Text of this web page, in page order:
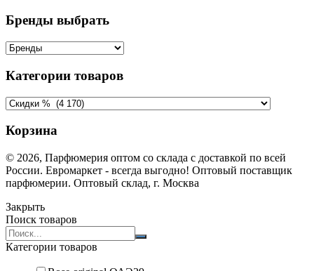
Бренды выбрать
Категории товаров
Корзина
© 2026, Парфюмерия оптом со склада с доставкой по всей
России. Евромаркет - всегда выгодно! Оптовый поставщик
парфюмерии. Оптовый склад, г. Москва
Закрыть
Поиск товаров
Search
products:
Категории товаров